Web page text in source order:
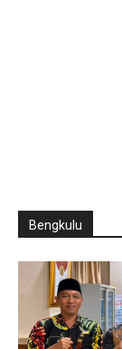
Bengkulu